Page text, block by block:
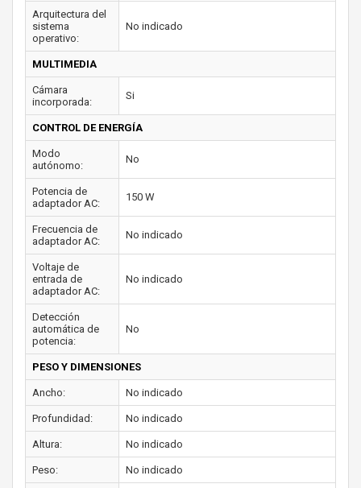
Arquitectura del
sistema
operativo:
No indicado
MULTIMEDIA
Cámara
incorporada:
Si
CONTROL DE ENERGÍA
Modo
autónomo:
No
Potencia de
adaptador AC:
150 W
Frecuencia de
adaptador AC:
No indicado
Voltaje de
entrada de
adaptador AC:
No indicado
Detección
automática de
potencia:
No
PESO Y DIMENSIONES
Ancho: No indicado
Profundidad: No indicado
Altura: No indicado
Peso: No indicado